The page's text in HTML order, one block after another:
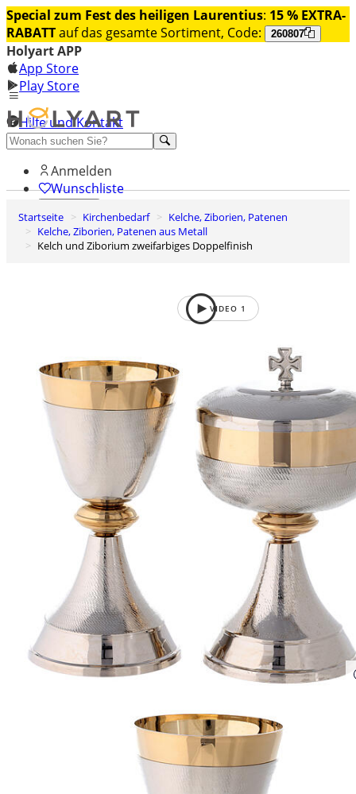
Special zum Fest des heiligen Laurentius: 15 % EXTRA-
RABATTauf das gesamte Sortiment, Code: 260807
Holyart APP
App Store
Play Store
Hilfe und Kontakt
Entdecken Sie Premium
Anmelden
Wunschliste
0
Warenkorb
Startseite Kirchenbedarf
Kelche, Ziborien, Patenen
Kelche, Ziborien, Patenen aus Metall
Kelch und Ziborium zweifarbiges Doppelfinish
VIDEO 1